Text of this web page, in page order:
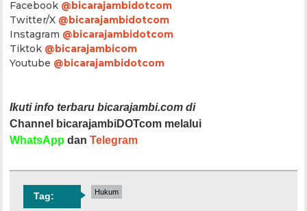
Facebook @bicarajambidotcom
Twitter/X @bicarajambidotcom
Instagram @bicarajambidotcom
Tiktok @bicarajambicom
Youtube @bicarajambidotcom
Ikuti info terbaru bicarajambi.com di
Channel bicarajambiDOTcom melalui
WhatsApp danTelegram
Tag: Hukum